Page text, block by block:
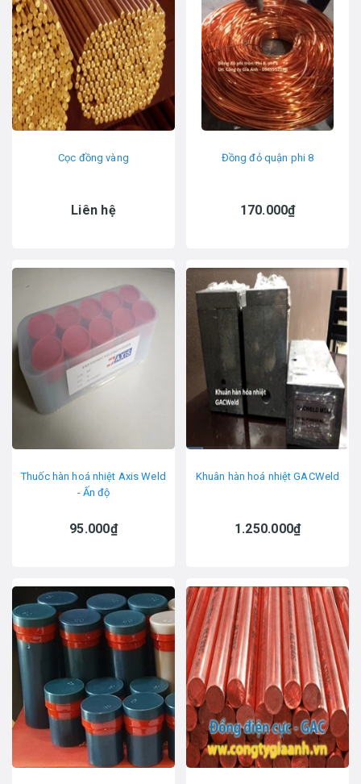
Cọc đồng vàng
Liên hệ
Đồng đỏ quận phi 8
170.000₫
Thuốc hàn hoá nhiệt Axis Weld
- Ấn độ
95.000₫
Khuân hàn hoá nhiệt GACWeld
1.250.000₫